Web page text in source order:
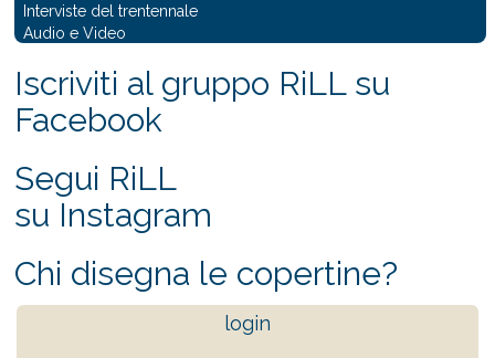
Interviste del trentennale
Audio e Video
Iscriviti al gruppo RiLL su
Facebook
Segui RiLL
su Instagram
Chi disegna le copertine?
login